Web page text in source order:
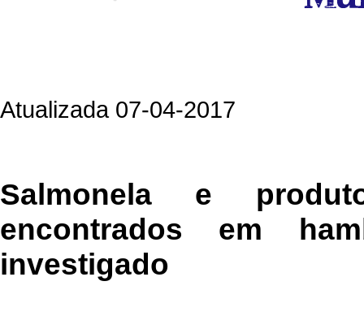
Atualizada 07-04-2017
Salmonela e
encontrados em
investigado